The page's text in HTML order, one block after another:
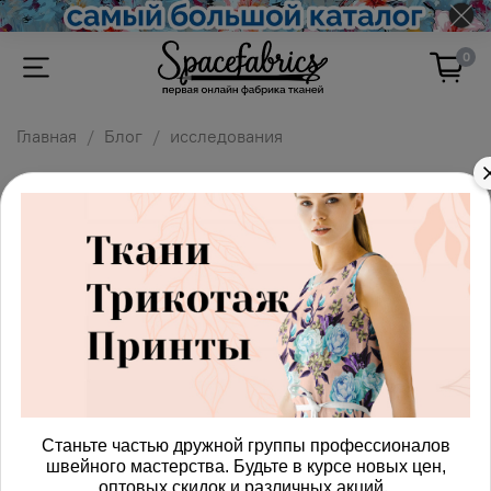
0
Главная Блог исследования
исследования
исследования пошив
хлопок ткани мода
производство
наука будущее
Станьте частью дружной группы профессионалов
швейного мастерства. Будьте в курсе новых цен,
оптовых скидок и различных акций.